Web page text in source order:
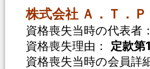
株式会社 Ａ．Ｔ．
資格喪失当時の代表者
資格喪失理由： 定款第
資格喪失当時の会員詳